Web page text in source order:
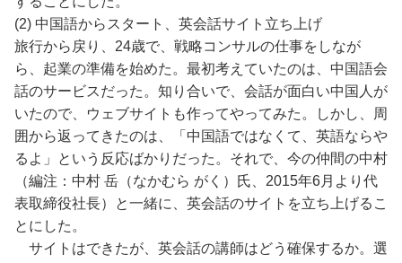
(2) 中国語からスタート、英会話サイト立ち上げ
旅行から戻り、24歳で、戦略コンサルの仕事をしなが
ら、起業の準備を始めた。最初考えていたのは、中国語会
話のサービスだった。知り合いで、会話が面白い中国人が
いたので、ウェブサイトも作ってやってみた。しかし、周
囲から返ってきたのは、「中国語ではなくて、英語ならや
るよ」という反応ばかりだった。それで、今の仲間の中村
（編注：中村 岳（なかむら がく）氏、2015年6月より代
表取締役社長）と一緒に、英会話のサイトを立ち上げるこ
とにした。
サイトはできたが、英会話の講師はどう確保するか。選